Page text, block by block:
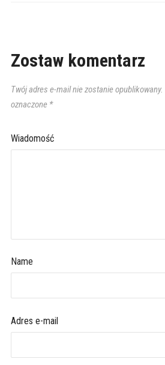
Zostaw komentarz
Twój adres e-mail nie zostanie opublikowany.
oznaczone *
Wiadomość
Name
Adres e-mail